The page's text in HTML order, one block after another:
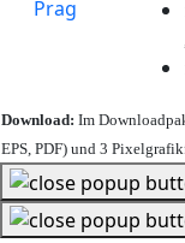
Download: Im
EPS, PDF) und 3